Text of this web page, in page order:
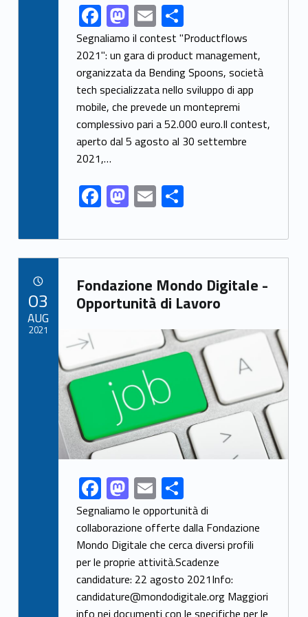
Link identifier share facebook archive #share-link-archive-79388F
ac
e
b
o
o
k
M
as
to
d
o
n
E
m
ai
l
S
h
ar
e
Segnaliamo il contest "Productflows
2021": un gara di product management,
organizzata da Bending Spoons, società
tech specializzata nello sviluppo di app
mobile, che prevede un montepremi
complessivo pari a 52.000 euro.Il contest,
aperto dal 5 agosto al 30 settembre
2021,…
F
ac
e
b
o
o
M
as
to
d
o
n
E
m
ai
l
S
h
ar
e
Link identifier archive #link-archive-58046
Fondazione Mondo Digitale -
Opportunità di Lavoro
Link identifier archive #link-archive-thumb-soap-26815
Link identifier share facebook archive #share-link-archive-41477F
ac
e
b
o
o
M
as
to
d
o
n
E
m
ai
l
S
h
ar
e
Segnaliamo le opportunità di
collaborazione offerte dalla Fondazione
Mondo Digitale che cerca diversi profili
per le proprie attività.Scadenze
candidature: 22 agosto 2021Info:
candidature@mondodigitale.org Maggiori
info nei documenti con le specifiche per le
03
AUG
2021